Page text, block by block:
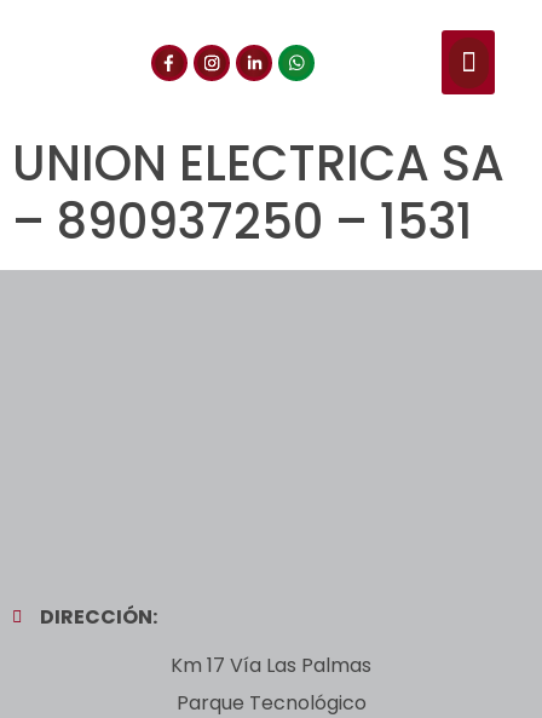
UNION ELECTRICA SA
– 890937250 – 1531
DIRECCIÓN:
Km 17 Vía Las Palmas
Parque Tecnológico